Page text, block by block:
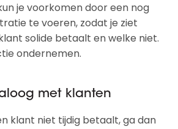
je voorkomen door een nog
te voeren, zodat je ziet
solide betaalt en welke niet.
ondernemen.
met klanten
klant niet tijdig betaalt, ga dan